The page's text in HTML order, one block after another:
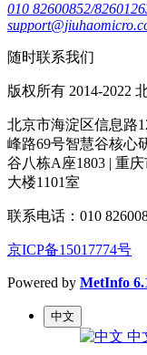
010 82600852/
随时联系我们
版权所有 2014-2022
北京市海淀区信息路
峰路69号智慧谷核心
谷八栋A座1803 | 重
大楼1101室
联系电话：010
京ICP备15017774号
Powered by MetInfo
中文
中